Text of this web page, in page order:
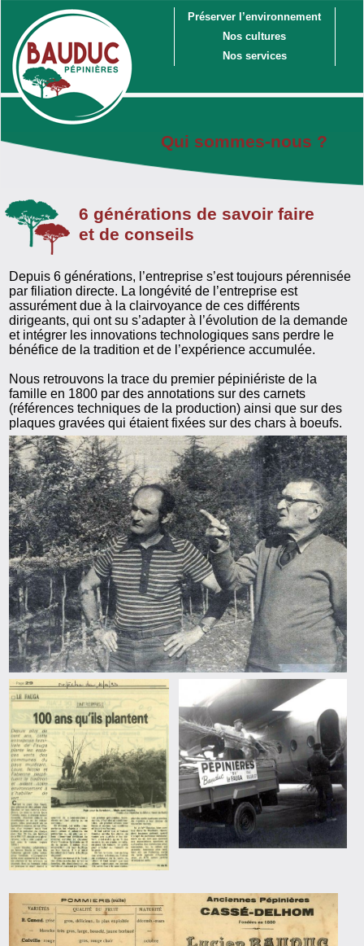
6 générations de savoir faire
et de conseils
Depuis 6 générations, l’entreprise s’est toujours pérennisée
par filiation directe. La longévité de l’entreprise est
assurément due à la clairvoyance de ces différents
dirigeants, qui ont su s’adapter à l’évolution de la demande
et intégrer les innovations technologiques sans perdre le
bénéfice de la tradition et de l’expérience accumulée.
Nous retrouvons la trace du premier pépiniériste de la
famille en 1800 par des annotations sur des carnets
(références techniques de la production) ainsi que sur des
plaques gravées qui étaient fixées sur des chars à boeufs.
Qui sommes-nous ?
Préserver l’environnement
Nos cultures
Nos services